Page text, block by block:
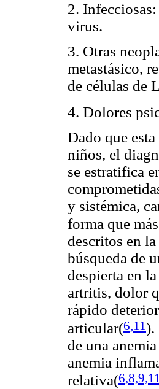
2.
virus.
3. Otras
metastásico,
de células de
4. Dolores
Dado que
niños, el
se estratifica
y sistémica,
forma que
descritos en
búsqueda de
despierta en
artritis, dolor
rápido
articular(6,11).
de una
anemia
relativa(6,8,9,11